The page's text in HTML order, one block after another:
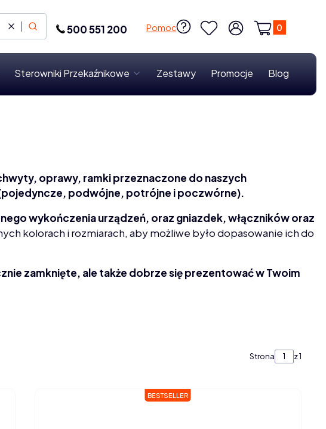
WyczyśćSzukaj 500 551 200 Pomoc
UlubioneZaloguj się
Produkty w
Koszyk
Sterowniki Przekaźnikowe Zestawy Promocje Blog
oprawy, ramki przeznaczone do naszych
podwójne, potrójne i poczwórne).
wykończenia urządzeń, oraz gniazdek, włączników oraz
kolorach i rozmiarach, aby możliwe było dopasowanie ich do
zamknięte, ale także dobrze się prezentować w Twoim
Strona z 1
BESTSELLER